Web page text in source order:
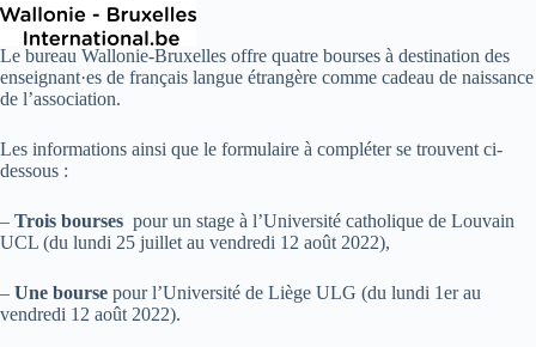
Le bureau Wallonie-Bruxelles offre quatre bourses à destination des
enseignant·es de français langue étrangère comme cadeau de naissance
de l’association.
Les informations ainsi que le formulaire à compléter se trouvent ci-
dessous :
– Trois bourses pour un stage à l’Université catholique de Louvain
UCL (du lundi 25 juillet au vendredi 12 août 2022),
– Une bourse pour l’Université de Liège ULG (du lundi 1er au
vendredi 12 août 2022).